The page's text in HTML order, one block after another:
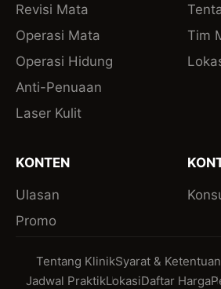
Revisi Mata
Operasi Mata
Operasi Hidung
Anti-Penuaan
Laser Kulit
Tim
KONTEN
Ulasan
Promo
Tentang KlinikSyarat & Ketentuan
Jadwal PraktikLokasiDaftar Harga